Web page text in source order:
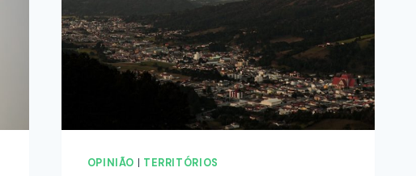
OPINIÃO TERRITÓRIOS